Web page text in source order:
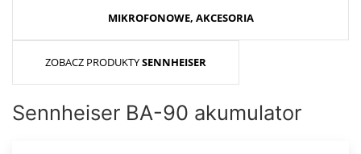
MIKROFONOWE, AKCESORIA
ZOBACZ PRODUKTYSENNHEISER
Sennheiser BA-90 akumulator